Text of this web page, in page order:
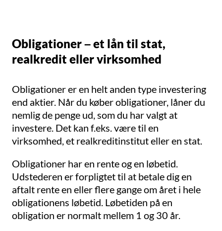
Obligationer – et lån til stat,
realkredit eller virksomhed
Obligationer er en helt anden type investering
end aktier. Når du køber obligationer, låner du
nemlig de penge ud, som du har valgt at
investere. Det kan f.eks. være til en
virksomhed, et realkreditinstitut eller en stat.
Obligationer har en rente og en løbetid.
Udstederen er forpligtet til at betale dig en
aftalt rente en eller flere gange om året i hele
obligationens løbetid. Løbetiden på en
obligation er normalt mellem 1 og 30 år.